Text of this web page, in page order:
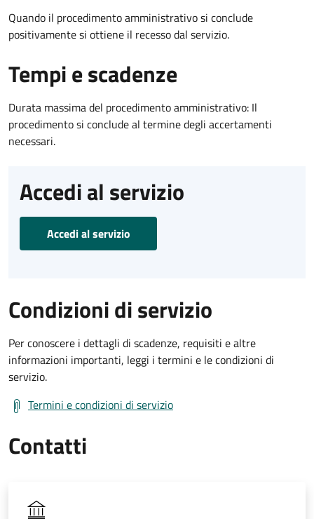
Quando il procedimento amministrativo si conclude
positivamente si ottiene il recesso dal servizio.
Tempi e scadenze
Durata massima del procedimento amministrativo: Il
procedimento si conclude al termine degli accertamenti
necessari.
Accedi al servizio
Accedi al servizio
Condizioni di servizio
Per conoscere i dettagli di scadenze, requisiti e altre
informazioni importanti, leggi i termini e le condizioni di
servizio.
Termini e condizioni di servizio
Contatti